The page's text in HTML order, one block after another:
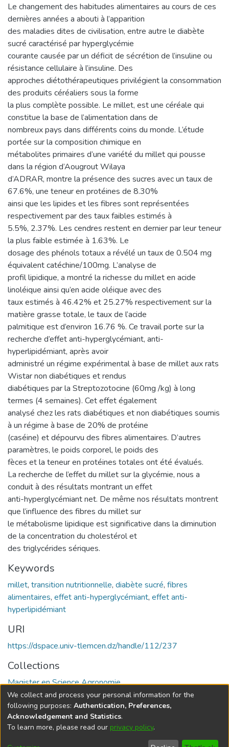
Le changement des habitudes alimentaires au cours de ces
dernières années a abouti à l’apparition
des maladies dites de civilisation, entre autre le diabète
sucré caractérisé par hyperglycémie
courante causée par un déficit de sécrétion de l’insuline ou
résistance cellulaire à l’insuline. Des
approches diétothérapeutiques privilégient la consommation
des produits céréaliers sous la forme
la plus complète possible. Le millet, est une céréale qui
constitue la base de l’alimentation dans de
nombreux pays dans différents coins du monde. L’étude
portée sur la composition chimique en
métabolites primaires d’une variété du millet qui pousse
dans la région d’Aougrout Wilaya
d’ADRAR, montre la présence des sucres avec un taux de
67.6%, une teneur en protéines de 8.30%
ainsi que les lipides et les fibres sont représentées
respectivement par des taux faibles estimés à
5.5%, 2.37%. Les cendres restent en dernier par leur teneur
la plus faible estimée à 1.63%. Le
dosage des phénols totaux a révélé un taux de 0.504 mg
équivalent catéchine/100mg. L’analyse de
profil lipidique, a montré la richesse du millet en acide
linoléique ainsi qu’en acide oléique avec des
taux estimés à 46.42% et 25.27% respectivement sur la
matière grasse totale, le taux de l’acide
palmitique est d’environ 16.76 %. Ce travail porte sur la
recherche d’effet anti-hyperglycémiant, anti-
hyperlipidémiant, après avoir
administré un régime expérimental à base de millet aux rats
Wistar non diabétiques et rendus
diabétiques par la Streptozotocine (60mg /kg) à long
termes (4 semaines). Cet effet également
analysé chez les rats diabétiques et non diabétiques soumis
à un régime à base de 20% de protéine
(caséine) et dépourvu des fibres alimentaires. D’autres
paramètres, le poids corporel, le poids des
fèces et la teneur en protéines totales ont été évalués.
La recherche de l’effet du millet sur la glycémie, nous a
conduit à des résultats montrant un effet
anti-hyperglycémiant net. De même nos résultats montrent
que l’influence des fibres du millet sur
le métabolisme lipidique est significative dans la diminution
de la concentration du cholestérol et
des triglycérides sériques.
Keywords
millet, transition nutritionnelle, diabète sucré, fibres
alimentaires, effet anti-hyperglycémiant, effet anti-
hyperlipidémiant
URI
https://dspace.univ-tlemcen.dz/handle/112/237
Collections
Magister en Science Agronomie
Full item page
DSpace softwarecopyright © 2002-2026
Cookie End User Send
We collect and process your personal information for the
following purposes: Authentication, Preferences,
Acknowledgement and Statistics.
To learn more, please read our privacy policy.